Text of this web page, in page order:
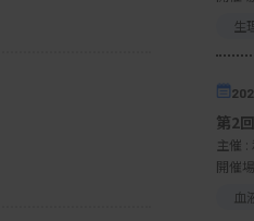
生
第2
主催 :
開催
血